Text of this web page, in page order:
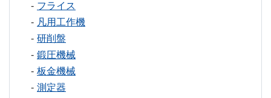
フライス
凡用工作機
研削盤
鍛圧機械
板金機械
測定器